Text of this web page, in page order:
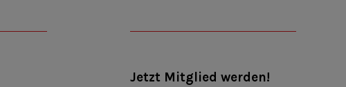
Jetzt Mitglied werden!